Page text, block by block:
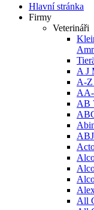
Hlavní stránka
Firmy
Veterináři
A J
A-Z
AA-
AB
All